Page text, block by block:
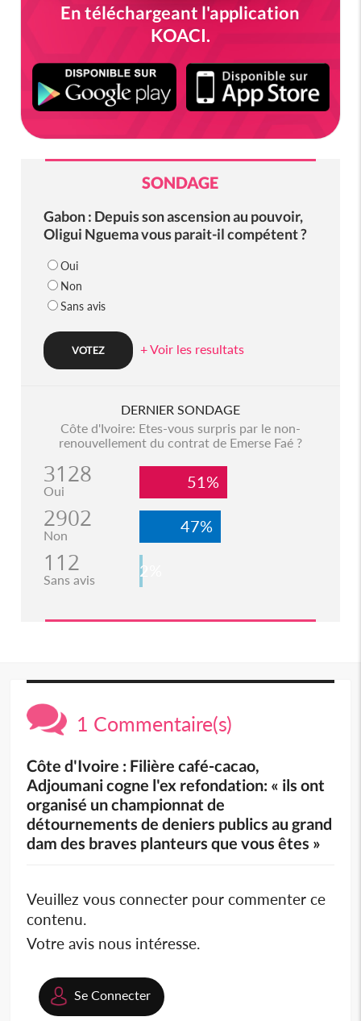
En téléchargeant l'application
KOACI.
SONDAGE
Gabon : Depuis son ascension au pouvoir,
Oligui Nguema vous parait-il compétent ?
Oui
Non
Sans avis
+ Voir les resultats
DERNIER SONDAGE
Côte d'Ivoire: Etes-vous surpris par le non-
renouvellement du contrat de Emerse Faé ?
3128
Oui 51%
2902
Non 47%
112
Sans avis 2%
1 Commentaire(s)
Côte d'Ivoire : Filière café-cacao,
Adjoumani cogne l'ex refondation: « ils ont
organisé un championnat de
détournements de deniers publics au grand
dam des braves planteurs que vous êtes »
Veuillez vous connecter pour commenter ce
contenu.
Votre avis nous intéresse.
Se Connecter